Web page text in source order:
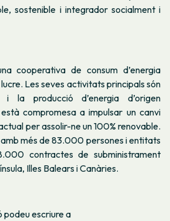
sostenible i integrador socialment i
cooperativa de consum d’energia
Les seves activitats principals són
i la producció d’energia d’origen
compromesa a impulsar un canvi
per assolir-ne un 100% renovable.
més de 83.000 persones i entitats
contractes de subministrament
Illes Balears i Canàries.
podeu escriure a